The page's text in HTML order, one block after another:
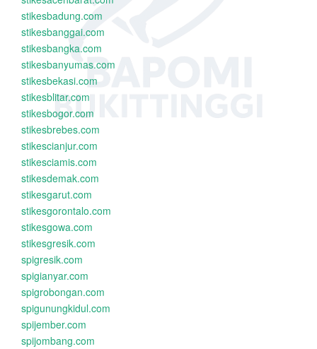
stikesbadung.com
stikesbanggai.com
stikesbangka.com
stikesbanyumas.com
stikesbekasi.com
stikesblitar.com
stikesbogor.com
stikesbrebes.com
stikescianjur.com
stikesciamis.com
stikesdemak.com
stikesgarut.com
stikesgorontalo.com
stikesgowa.com
stikesgresik.com
spigresik.com
spigianyar.com
spigrobongan.com
spigunungkidul.com
spijember.com
spijombang.com